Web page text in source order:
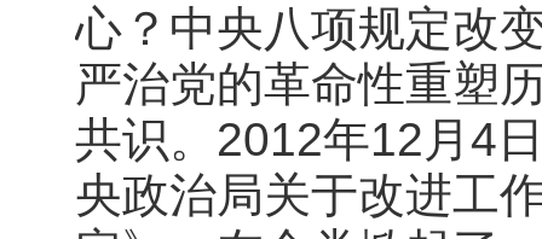
心？中央八项规定改
严治党的革命性重塑
共识。2012年12月4
央政治局关于改进工